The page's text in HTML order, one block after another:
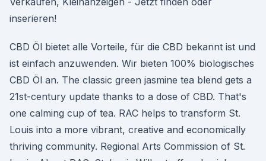
inserieren!
CBD Öl bietet alle Vorteile, für die CBD bekannt ist und
ist einfach anzuwenden. Wir bieten 100% biologisches
CBD Öl an. The classic green jasmine tea blend gets a
21st-century update thanks to a dose of CBD. That's
one calming cup of tea. RAC helps to transform St.
Louis into a more vibrant, creative and economically
thriving community. Regional Arts Commission of St.